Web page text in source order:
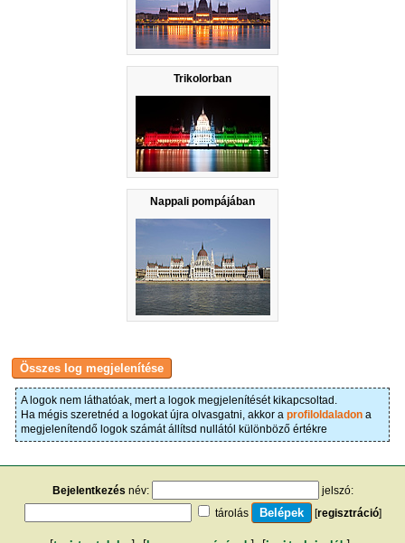
Trikolorban
Nappali pompájában
A logok nem láthatóak, mert a logok megjelenítését kikapcsoltad.
Ha mégis szeretnéd a logokat újra olvasgatni, akkor a profiloldaladona
megjelenítendő logok számát állítsd nullától különböző értékre
Bejelentkezés név:
jelszó:
tárolás
[regisztráció]